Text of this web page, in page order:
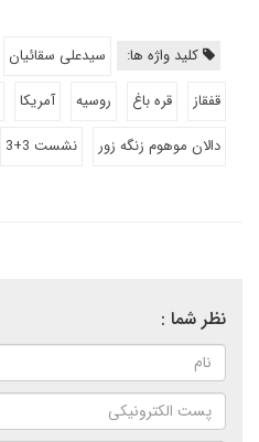
کلید واژه ها: سیدعلی سقائیان
قفقاز
قره باغ روسیه آمریکا
دالان موهوم زنگه زور
نشست 3+3
نظر شما :